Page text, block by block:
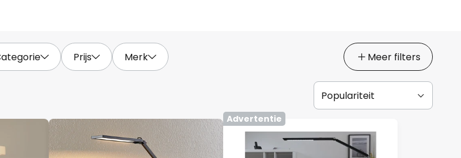
Prijs Merk Meer filters
Advertentie